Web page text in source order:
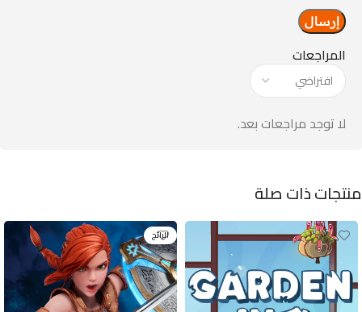
المراجعات
لا توجد مراجعات بعد.
منتجات ذات صلة
الرائج